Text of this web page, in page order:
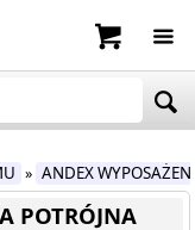
» ANDEX
POTRÓJNA